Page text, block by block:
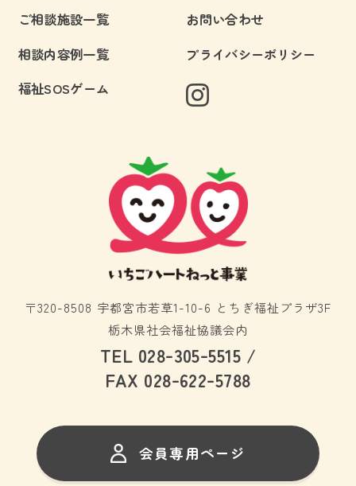
ご相談施設一覧
相談内容例一覧
福祉SOSゲーム
お問い合わせ
プライバシーポリシー
〒320-8508 宇都宮市若草1-10-6 とちぎ福祉プラザ3F
栃木県社会福祉協議会内
TEL 028-305-5515 /
FAX 028-622-5788
会員専用ページ